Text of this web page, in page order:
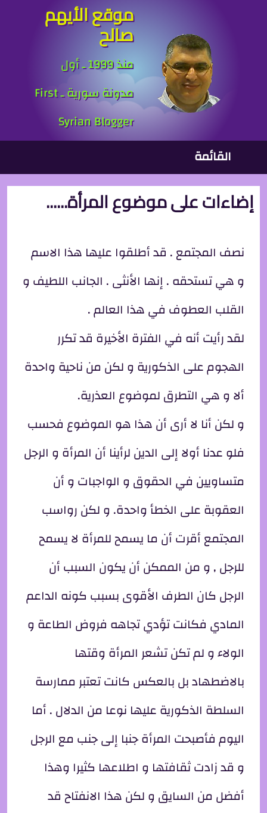
موقع الأيهم
صالح
منذ 1999 ـ أول
مدونة سورية ـ First
Syrian Blogger
القائمة الرئيسية
القائمة
إضاءات على موضوع المرأة......
نصف المجتمع . قد أطلقوا عليها هذا الاسم
و هي تستحقه . إنها الأنثى . الجانب اللطيف و
القلب العطوف في هذا العالم .
لقد رأيت أنه في الفترة الأخيرة قد تكرر
الهجوم على الذكورية و لكن من ناحية واحدة
ألا و هي التطرق لموضوع العذرية.
و لكن أنا لا أرى أن هذا هو الموضوع فحسب
فلو عدنا أولا إلى الدين لرأينا أن المرأة و الرجل
متساويين في الحقوق و الواجبات و أن
العقوبة على الخطأ واحدة. و لكن رواسب
المجتمع أقرت أن ما يسمح للمرأة لا يسمح
للرجل , و من الممكن أن يكون السبب أن
الرجل كان الطرف الأقوى بسبب كونه الداعم
المادي فكانت تؤدي تجاهه فروض الطاعة و
الولاء و لم تكن تشعر المرأة وقتها
بالاضطهاد بل بالعكس كانت تعتبر ممارسة
السلطة الذكورية عليها نوعا من الدلال . أما
اليوم فأصبحت المرأة جنبا إلى جنب مع الرجل
و قد زادت ثقافتها و اطلاعها كثيرا وهذا
أفضل من السايق و لكن هذا الانفتاح قد